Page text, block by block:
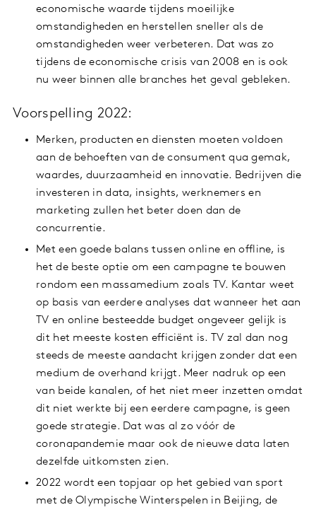
economische waarde tijdens moeilijke
omstandigheden en herstellen sneller als de
omstandigheden weer verbeteren. Dat was zo
tijdens de economische crisis van 2008 en is ook
nu weer binnen alle branches het geval gebleken.
Voorspelling 2022:
Merken, producten en diensten moeten voldoen
aan de behoeften van de consument qua gemak,
waardes, duurzaamheid en innovatie. Bedrijven die
investeren in data, insights, werknemers en
marketing zullen het beter doen dan de
concurrentie.
Met een goede balans tussen online en offline, is
het de beste optie om een campagne te bouwen
rondom een massamedium zoals TV. Kantar weet
op basis van eerdere analyses dat wanneer het aan
TV en online besteedde budget ongeveer gelijk is
dit het meeste kosten efficiënt is. TV zal dan nog
steeds de meeste aandacht krijgen zonder dat een
medium de overhand krijgt. Meer nadruk op een
van beide kanalen, of het niet meer inzetten omdat
dit niet werkte bij een eerdere campagne, is geen
goede strategie. Dat was al zo vóór de
coronapandemie maar ook de nieuwe data laten
dezelfde uitkomsten zien.
2022 wordt een topjaar op het gebied van sport
met de Olympische Winterspelen in Beijing, de